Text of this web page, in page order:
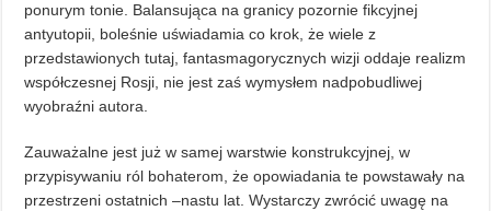
ponurym tonie. Balansująca na granicy pozornie fikcyjnej
antyutopii, boleśnie uświadamia co krok, że wiele z
przedstawionych tutaj, fantasmagorycznych wizji oddaje realizm
współczesnej Rosji, nie jest zaś wymysłem nadpobudliwej
wyobraźni autora.
Zauważalne jest już w samej warstwie konstrukcyjnej, w
przypisywaniu ról bohaterom, że opowiadania te powstawały na
przestrzeni ostatnich –nastu lat. Wystarczy zwrócić uwagę na